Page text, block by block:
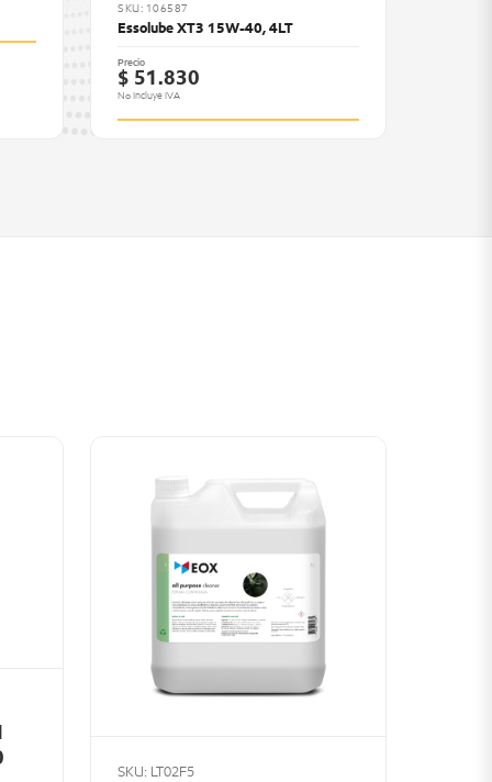
SKU: 106587
Essolube XT3 15W-40, 4LT
Precio
$ 51.830
No Incluye IVA
SKU: LT02F5